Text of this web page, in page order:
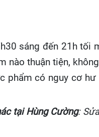
sáng đến 21h tối
nào thuận tiện,
phẩm có nguy cơ
tại Hùng Cường: